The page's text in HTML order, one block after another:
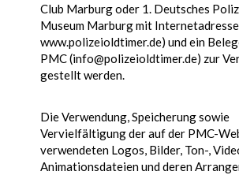
Club Marburg oder 1. Deutsches
Museum Marburg mit Internetadresse
www.polizeioldtimer.de) und ein
PMC (info@polizeioldtimer.de) zur
gestellt werden.
Die Verwendung, Speicherung sowie
Vervielfältigung der auf der PMC-
verwendeten Logos, Bilder, Ton-,
Animationsdateien und deren